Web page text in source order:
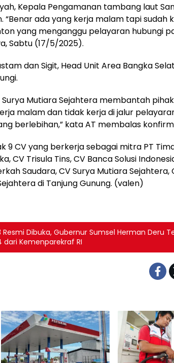
Kepala Pengamanan tambang laut
ada yang kerja malam tapi sudah
yang menganggu pelayaran hubungi
Sabtu (17/5/2025).
dan Sigit, Head Unit Area Bangka
Surya Mutiara Sejahtera membantah
malam dan tidak kerja di jalur
berlebihan,” kata AT membalas
9 CV yang berkerja sebagai mitra PT
CV Trisula Tins, CV Banca Solusi
Saudara, CV Surya Mutiara Sejahtera,
di Tanjung Gunung. (valen)
Resmi Dibuka, Gubernur Sumsel Herman Deru
dari Kemenparekraf RI